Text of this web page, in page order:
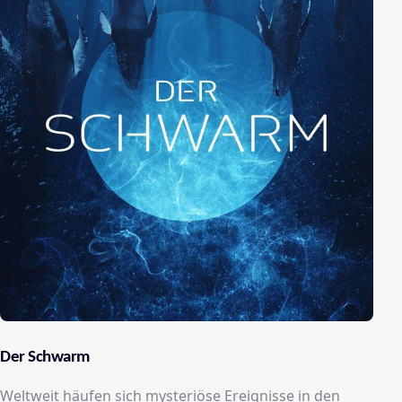
Der Schwarm
Weltweit häufen sich mysteriöse Ereignisse in den